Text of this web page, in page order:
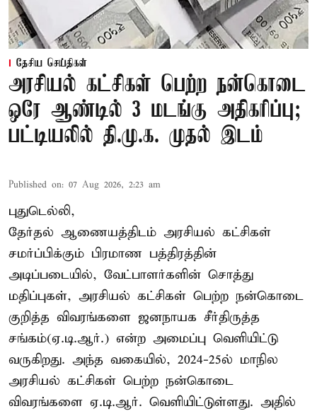
தேசிய செய்திகள்
அரசியல் கட்சிகள் பெற்ற நன்கொடை
ஒரே ஆண்டில் 3 மடங்கு அதிகரிப்பு;
பட்டியலில் தி.மு.க. முதல் இடம்
Published on: 07 Aug 2026, 2:23 am
புதுடெல்லி,
தேர்தல் ஆணையத்திடம் அரசியல் கட்சிகள்
சமர்ப்பிக்கும் பிரமாண பத்திரத்தின்
அடிப்படையில், வேட்பாளர்களின் சொத்து
மதிப்புகள், அரசியல் கட்சிகள் பெற்ற நன்கொடை
குறித்த விவரங்களை ஜனநாயக சீர்திருத்த
சங்கம்(ஏ.டி.ஆர்.) என்ற அமைப்பு வெளியிட்டு
வருகிறது. அந்த வகையில், 2024-25ல் மாநில
அரசியல் கட்சிகள் பெற்ற நன்கொடை
விவரங்களை ஏ.டி.ஆர். வெளியிட்டுள்ளது. அதில்